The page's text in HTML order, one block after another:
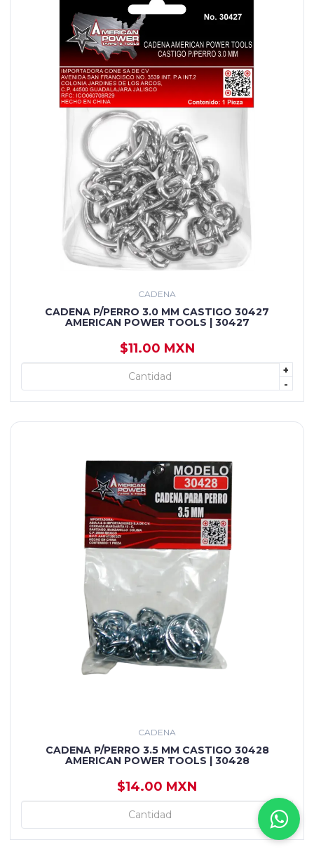
CADENA
CADENA P/PERRO 3.0 MM CASTIGO 30427
AMERICAN POWER TOOLS | 30427
$11.00 MXN
+
-
+ AGREGAR
CADENA
CADENA P/PERRO 3.5 MM CASTIGO 30428
AMERICAN POWER TOOLS | 30428
$14.00 MXN
+
-
+ AGREGAR